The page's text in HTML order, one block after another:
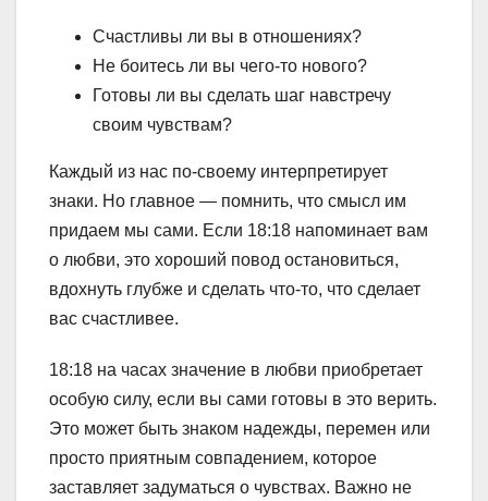
Счастливы ли вы в отношениях?
Не боитесь ли вы чего-то нового?
Готовы ли вы сделать шаг навстречу
своим чувствам?
Каждый из нас по-своему интерпретирует
знаки. Но главное — помнить, что смысл им
придаем мы сами. Если 18:18 напоминает вам
о любви, это хороший повод остановиться,
вдохнуть глубже и сделать что-то, что сделает
вас счастливее.
18:18 на часах значение в любви приобретает
особую силу, если вы сами готовы в это верить.
Это может быть знаком надежды, перемен или
просто приятным совпадением, которое
заставляет задуматься о чувствах. Важно не